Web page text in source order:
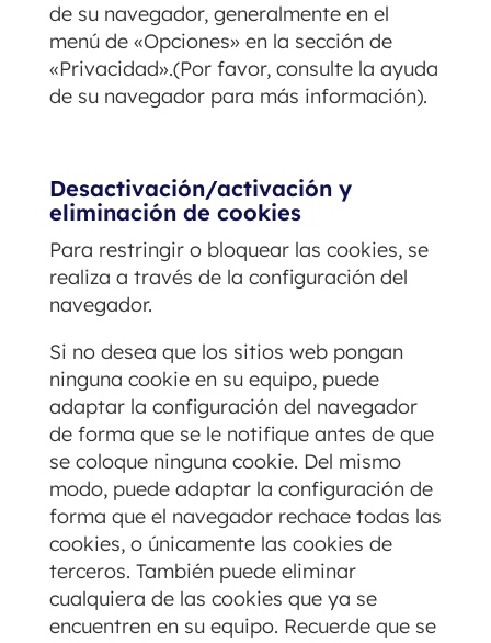
de su navegador, generalmente en el
menú de «Opciones» en la sección de
«Privacidad».(Por favor, consulte la ayuda
de su navegador para más información).
Desactivación/activación y
eliminación de cookies
Para restringir o bloquear las cookies, se
realiza a través de la configuración del
navegador.
Si no desea que los sitios web pongan
ninguna cookie en su equipo, puede
adaptar la configuración del navegador
de forma que se le notifique antes de que
se coloque ninguna cookie. Del mismo
modo, puede adaptar la configuración de
forma que el navegador rechace todas las
cookies, o únicamente las cookies de
terceros. También puede eliminar
cualquiera de las cookies que ya se
encuentren en su equipo. Recuerde que se